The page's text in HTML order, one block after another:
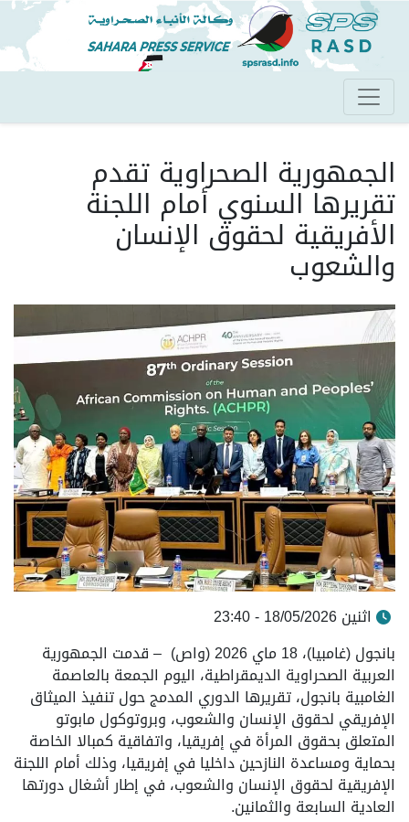
تجاوز
إلى
المحتوى
الرئيسي
الجمهورية الصحراوية تقدم
تقريرها السنوي أمام اللجنة
الأفريقية لحقوق الإنسان
والشعوب
اثنين 18/05/2026 - 23:40
بانجول (غامبيا)، 18 ماي 2026 (واص) – قدمت الجمهورية
العربية الصحراوية الديمقراطية، اليوم الجمعة بالعاصمة
الغامبية بانجول، تقريرها الدوري المدمج حول تنفيذ الميثاق
الإفريقي لحقوق الإنسان والشعوب، وبروتوكول مابوتو
المتعلق بحقوق المرأة في إفريقيا، واتفاقية كمبالا الخاصة
بحماية ومساعدة النازحين داخليا في إفريقيا، وذلك أمام اللجنة
الإفريقية لحقوق الإنسان والشعوب، في إطار أشغال دورتها
العادية السابعة والثمانين.